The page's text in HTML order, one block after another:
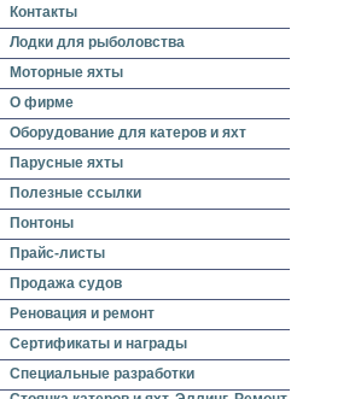
Контакты
Лодки для рыболовства
Моторные яхты
О фирме
Оборудование для катеров и яхт
Парусные яхты
Полезные ссылки
Понтоны
Прайс-листы
Продажа судов
Реновация и ремонт
Сертификаты и награды
Специальные разработки